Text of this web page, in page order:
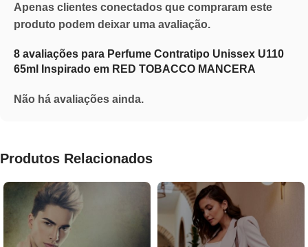
8 avaliações para Perfume Contratipo Unissex U110
65ml Inspirado em RED TOBACCO MANCERA
Não há avaliações ainda.
Apenas clientes conectados que compraram este
produto podem deixar uma avaliação.
Produtos Relacionados